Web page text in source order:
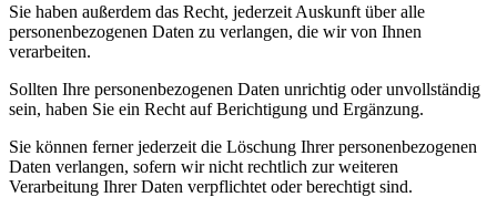
Sie haben außerdem das Recht, jederzeit Auskunft über alle
personenbezogenen Daten zu verlangen, die wir von Ihnen
verarbeiten.
Sollten Ihre personenbezogenen Daten unrichtig oder unvollständig
sein, haben Sie ein Recht auf Berichtigung und Ergänzung.
Sie können ferner jederzeit die Löschung Ihrer personenbezogenen
Daten verlangen, sofern wir nicht rechtlich zur weiteren
Verarbeitung Ihrer Daten verpflichtet oder berechtigt sind.